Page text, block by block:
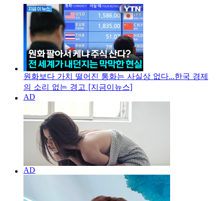
원화보다 가치 떨어진 통화는 사실상 없다...한국 경제
의 소리 없는 경고 [지금이뉴스]